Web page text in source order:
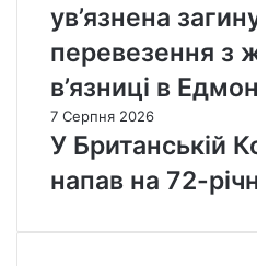
ув’язнена
перевезення з
в’язниці в
7 Серпня 2026
У Британській
напав на 72-